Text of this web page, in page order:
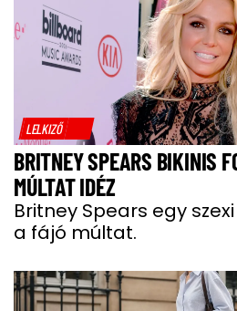
LELKIZŐ
BRITNEY SPEARS BIKINIS
MÚLTAT IDÉZ
Britney Spears egy
a fájó múltat.